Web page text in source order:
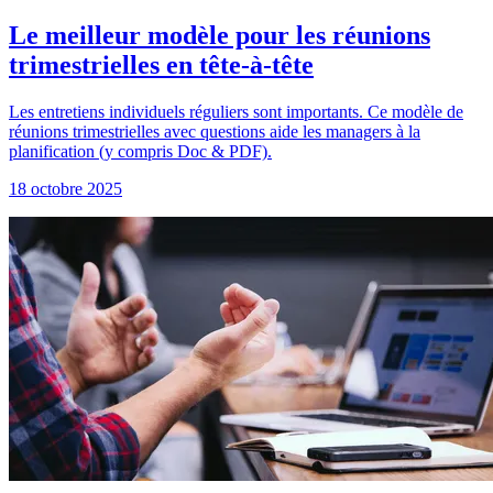
Le meilleur modèle pour les réunions
trimestrielles en tête-à-tête
Les entretiens individuels réguliers sont importants. Ce modèle de
réunions trimestrielles avec questions aide les managers à la
planification (y compris Doc & PDF).
18 octobre 2025